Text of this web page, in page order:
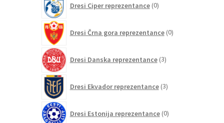
Dresi Ciper reprezentance 0izdelkov
Dresi Črna gora reprezentance 0izdelkov
Dresi Danska reprezentance 3izdelki
Dresi Ekvador reprezentance 3izdelki
Dresi Estonija reprezentance 0izdelkov